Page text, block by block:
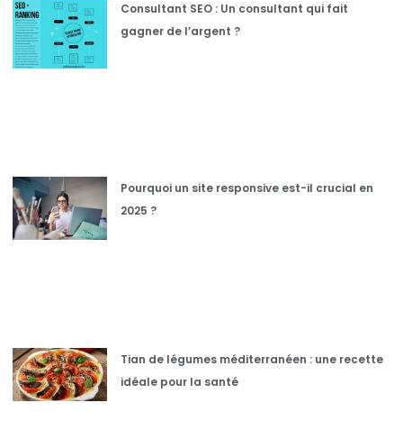
Consultant SEO : Un consultant qui fait
gagner de l’argent ?
Pourquoi un site responsive est-il crucial en
2025 ?
Tian de légumes méditerranéen : une recette
idéale pour la santé